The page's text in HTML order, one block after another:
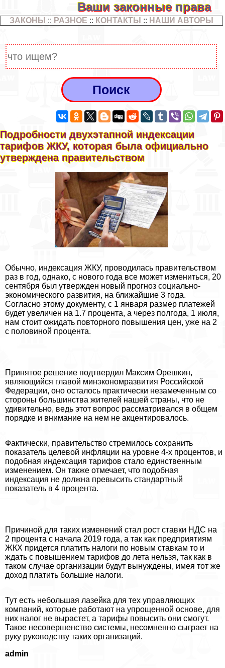
Ваши законные права
ЗАКОНЫ :: РАЗНОЕ :: КОНТАКТЫ :: НАШИ АВТОРЫ
Подробности двухэтапной индексации
тарифов ЖКУ, которая была официально
утверждена правительством
Обычно, индексация ЖКУ, проводилась правительством
раз в год, однако, с нового года все может измениться, 20
сентября был утвержден новый прогноз социально-
экономического развития, на ближайшие 3 года.
Согласно этому документу, с 1 января размер платежей
будет увеличен на 1.7 процента, а через полгода, 1 июля,
нам стоит ожидать повторного повышения цен, уже на 2
с половиной процента.
Принятое решение подтвердил Максим Орешкин,
являющийся главой минэкономразвития Российской
Федерации, оно осталось пpaктически незамеченным со
стороны большинства жителей нашей страны, что не
удивительно, ведь этот вопрос рассматривался в общем
порядке и внимание на нем не акцентировалось.
Фактически, правительство стремилось сохранить
показатель целевой инфляции на уровне 4-х процентов, и
подобная индексация тарифов стало единственным
изменением. Он также отмечает, что подобная
индексация не должна превысить стандартный
показатель в 4 процента.
Причиной для таких изменений стал рост ставки НДС на
2 процента с начала 2019 года, а так как предприятиям
ЖКХ придется платить налоги по новым ставкам то и
ждать с повышением тарифов до лета нельзя, так как в
таком случае организации будут вынуждены, имея тот же
доход платить большие налоги.
Тут есть небольшая лазейка для тех управляющих
компаний, которые работают на упрощенной основе, для
них налог не вырастет, а тарифы повысить они смогут.
Такое несовершенство системы, несомненно сыграет на
руку руководству таких организаций.
admin